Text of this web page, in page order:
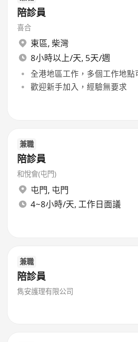
陪診員
喜合
東區, 柴灣
8小時以上/天, 5天/週
全港地區工作，多個工作地點
歡迎新手加入，經驗無要求
兼職
陪診員
和悅會(屯門)
屯門, 屯門
4~8小時/天, 工作日面議
兼職
陪診員
雋安護理有限公司